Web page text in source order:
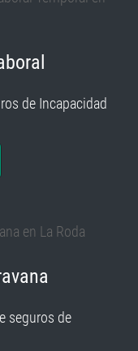
de Incapacidad
seguros de